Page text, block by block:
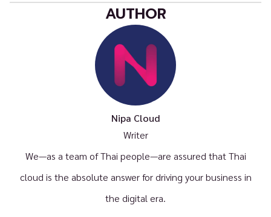
AUTHOR
Nipa Cloud
Writer
We—as a team of Thai people—are assured that Thai
cloud is the absolute answer for driving your business in
the digital era.